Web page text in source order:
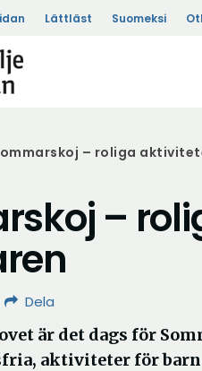
Lättläst Suomeksi
– roliga
–
Dela
är det dags för
aktiviteter för barn